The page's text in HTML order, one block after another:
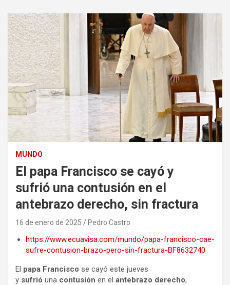
MUNDO
El papa Francisco se cayó y
sufrió una contusión en el
antebrazo derecho, sin fractura
16 de enero de 2025 Pedro Castro
https://www.ecuavisa.com/mundo/papa-francisco-cae-
sufre-contusion-brazo-pero-sin-fractura-BF8632740
El papa Francisco se cayó este jueves
y sufrió una contusión en el antebrazo derecho,